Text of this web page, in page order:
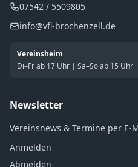
07542 / 5509805
info@vfl-brochenzell.de
Vereinsheim
Di–Fr ab 17 Uhr | Sa–So ab 15 Uhr
Newsletter
Vereinsnews & Termine per E-
Anmelden
Abmelden